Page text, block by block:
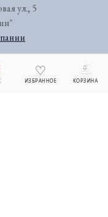
ИЗБРАННОЕ КОРЗИНА
ул., 5